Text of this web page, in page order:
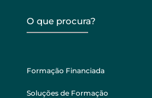
O que procura?
Formação Financiada
Soluções de Formação